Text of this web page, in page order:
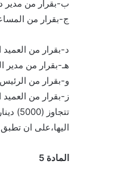
ب-بقرار من مدير دائرة
ج-بقرار من المساعد
د-بقرار من العميد او
هـ-بقرار من مدير
و-بقرار من الرئيس اذا
ز-بقرار من العميد او
تتجاوز (5000) دينار وذلك بناء على توصية من لجنة يعينها الرئيس من موظفي الجامعة اذا كانت اللوازم او الاشغال تعود
اليها،على ان
المادة 5